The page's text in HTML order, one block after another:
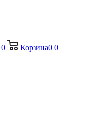
0 Корзина0 0